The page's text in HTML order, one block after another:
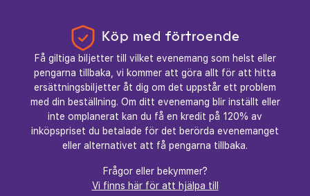
Köp med förtroende
Få giltiga biljetter till vilket evenemang som helst eller
pengarna tillbaka, vi kommer att göra allt för att hitta
ersättningsbiljetter åt dig om det uppstår ett problem
med din beställning. Om ditt evenemang blir inställt eller
inte omplanerat kan du få en kredit på 120% av
inköpspriset du betalade för det berörda evenemanget
eller alternativet att få pengarna tillbaka.
Frågor eller bekymmer?
Vi finns här för att hjälpa till